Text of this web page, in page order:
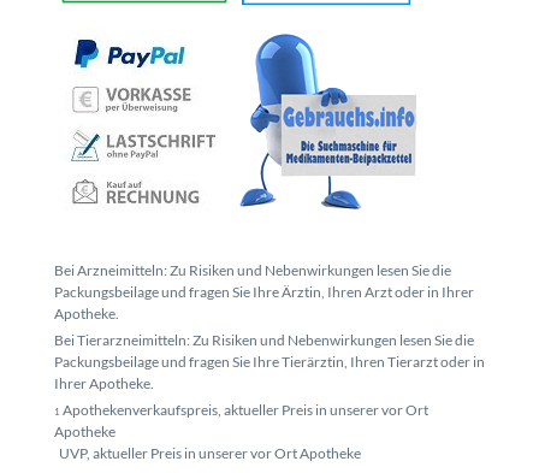
Bei Arzneimitteln: Zu Risiken und Nebenwirkungen lesen Sie die
Packungsbeilage und fragen Sie Ihre Ärztin, Ihren Arzt oder in Ihrer
Apotheke.
Bei Tierarzneimitteln: Zu Risiken und Nebenwirkungen lesen Sie die
Packungsbeilage und fragen Sie Ihre Tierärztin, Ihren Tierarzt oder in
Ihrer Apotheke.
1 Apothekenverkaufspreis, aktueller Preis in unserer vor Ort
Apotheke
UVP, aktueller Preis in unserer vor Ort Apotheke